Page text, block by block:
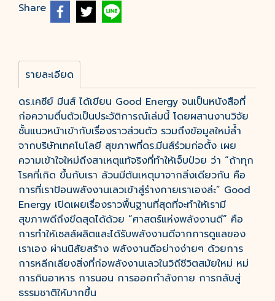
Share
รายละเอียด
ดร.เคซีย์ มีนส์ ได้เขียน Good Energy จนเป็นหนังสือที่
ก่อความตื่นตัวเป็นประวัติการณ์เล่มนี้ โดยผสานงานวิจัย
ชั้นแนวหน้าเข้ากับเรื่องราวส่วนตัว รวมถึงข้อมูลใหม่ล้ำ
จากบริษัทเทคโนโลยี สุขภาพที่ดร.มีนส์ร่วมก่อตั้ง เผย
ความเข้าใจใหม่ถึงสาเหตุแท้จริงที่ทำให้เจ็บป่วย ว่า “ถ้าทุก
โรคที่เกิด ขึ้นกับเรา ล้วนมีต้นเหตุมาจากสิ่งเดียวกัน คือ
การที่เราป้อนพลังงานเลวเข้าสู่ร่างกายเราเองล่ะ” Good
Energy เปิดเผยเรื่องราวพื้นฐานที่สุดที่จะทำให้เรามี
สุขภาพดีถึงขีดสุดได้ด้วย “ศาสตร์แห่งพลังงานดี” คือ
การทำให้เซลล์ผลิตและได้รับพลังงานดีจากการดูแลของ
เราเอง ผ่านนิสัยสร้าง พลังงานดีอย่างง่ายๆ ด้วยการ
การหลีกเลียงสิ่งที่ก่อพลังงานเลวในวิถีชีวิตสมัยใหม่ หม่
การกินอาหาร การนอน การออกกำลังกาย การกลับสู่
ธรรมชาติให้มากขึ้น